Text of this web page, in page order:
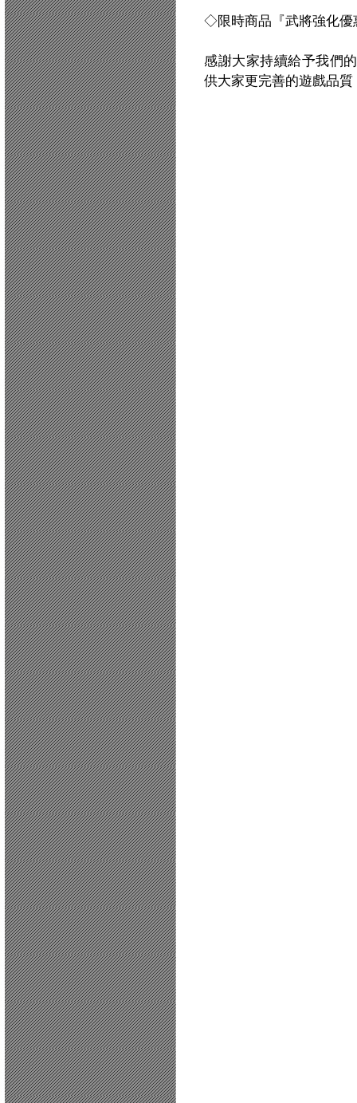
◇限時商品『武將強化優
感謝大家持續給予我們
供大家更完善的遊戲品質